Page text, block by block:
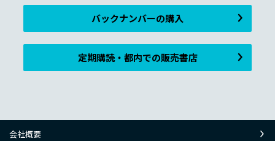
バックナンバーの購入
定期購読・都内での販売書店
会社概要